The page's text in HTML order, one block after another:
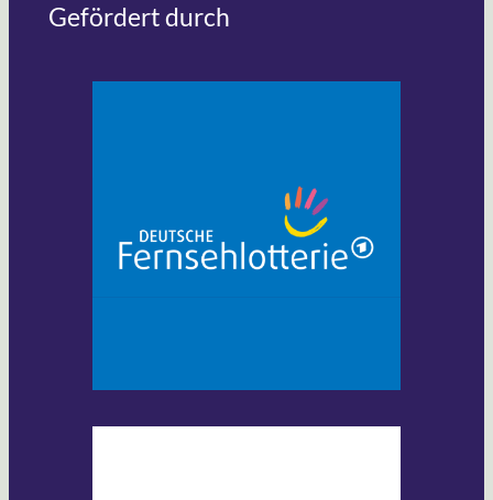
Gefördert durch